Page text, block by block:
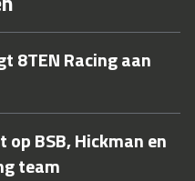
8TEN Racing aan
BSB, Hickman en
team